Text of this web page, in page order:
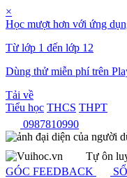
×
Học mượt hơn với ứng
Từ lớp 1 đến lớp 12
Dùng thử miễn phí trên
Tải về
Tiểu học THCS THPT
0987810990
Tự ôn
GÓC FEEDBACK